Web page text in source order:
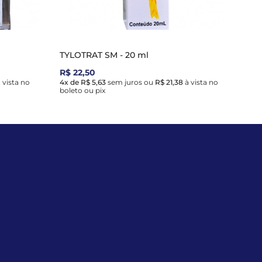
vista no
TYLOTRAT SM - 20 ml
R$ 22,50
4x de R$ 5,63 sem juros ou R$ 21,38 à vista no
boleto ou pix